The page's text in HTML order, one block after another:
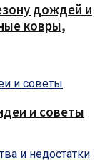
дождей и
ковры,
и советы